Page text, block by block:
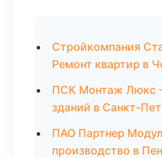
Стройкомпания
Ремонт квартир в
ПСК Монтаж Люкс -
зданий в Санкт-
ПАО Партнер
производство в